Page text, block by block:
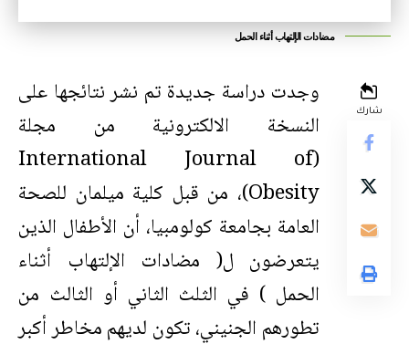
مضادات الإلتهاب أثناء الحمل
شارك
وجدت دراسة جديدة تم نشر نتائجها على
النسخة الالكترونية من مجلة
(International Journal of
Obesity)، من قبل كلية ميلمان للصحة
العامة بجامعة كولومبيا، أن الأطفال الذين
يتعرضون ل( مضادات الإلتهاب أثناء
الحمل ) في الثلث الثاني أو الثالث من
تطورهم الجنيني، تكون لديهم مخاطر أكبر